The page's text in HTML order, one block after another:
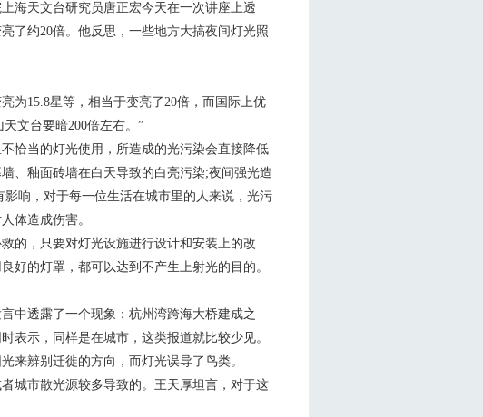
天文台研究员唐正宏今天在一次讲座上透
了约20倍。他反思，一些地方大搞夜间灯光照
15.8星等，相当于变亮了20倍，而国际上优
文台要暗200倍左右。”
当的灯光使用，所造成的光污染会直接降低
、釉面砖墙在白天导致的白亮污染;夜间强光造
响，对于每一位生活在城市里的人来说，光污
体造成伤害。
，只要对灯光设施进行设计和安装上的改
好的灯罩，都可以达到不产生上射光的目的。
透露了一个现象：杭州湾跨海大桥建成之
表示，同样是在城市，这类报道就比较少见。
来辨别迁徙的方向，而灯光误导了鸟类。
市散光源较多导致的。王天厚坦言，对于这